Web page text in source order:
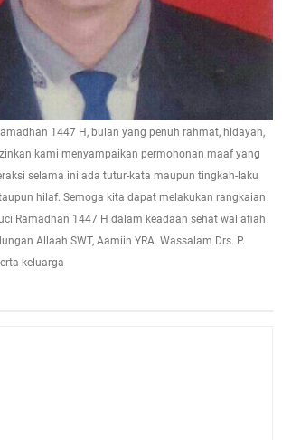
1447 H, bulan yang penuh rahmat, hidayah,
kami menyampaikan permohonan maaf yang
selama ini ada tutur-kata maupun tingkah-laku
hilaf. Semoga kita dapat melakukan rangkaian
Ramadhan 1447 H dalam keadaan sehat wal afiah
Allaah SWT, Aamiin YRA. Wassalam Drs. P.
keluarga